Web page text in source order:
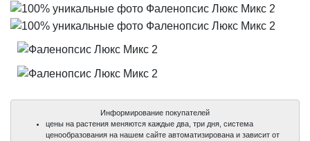
Информирование покупателей
цены на растения меняются каждые два, три дня, система
ценообразования на нашем сайте автоматизирована и зависит от